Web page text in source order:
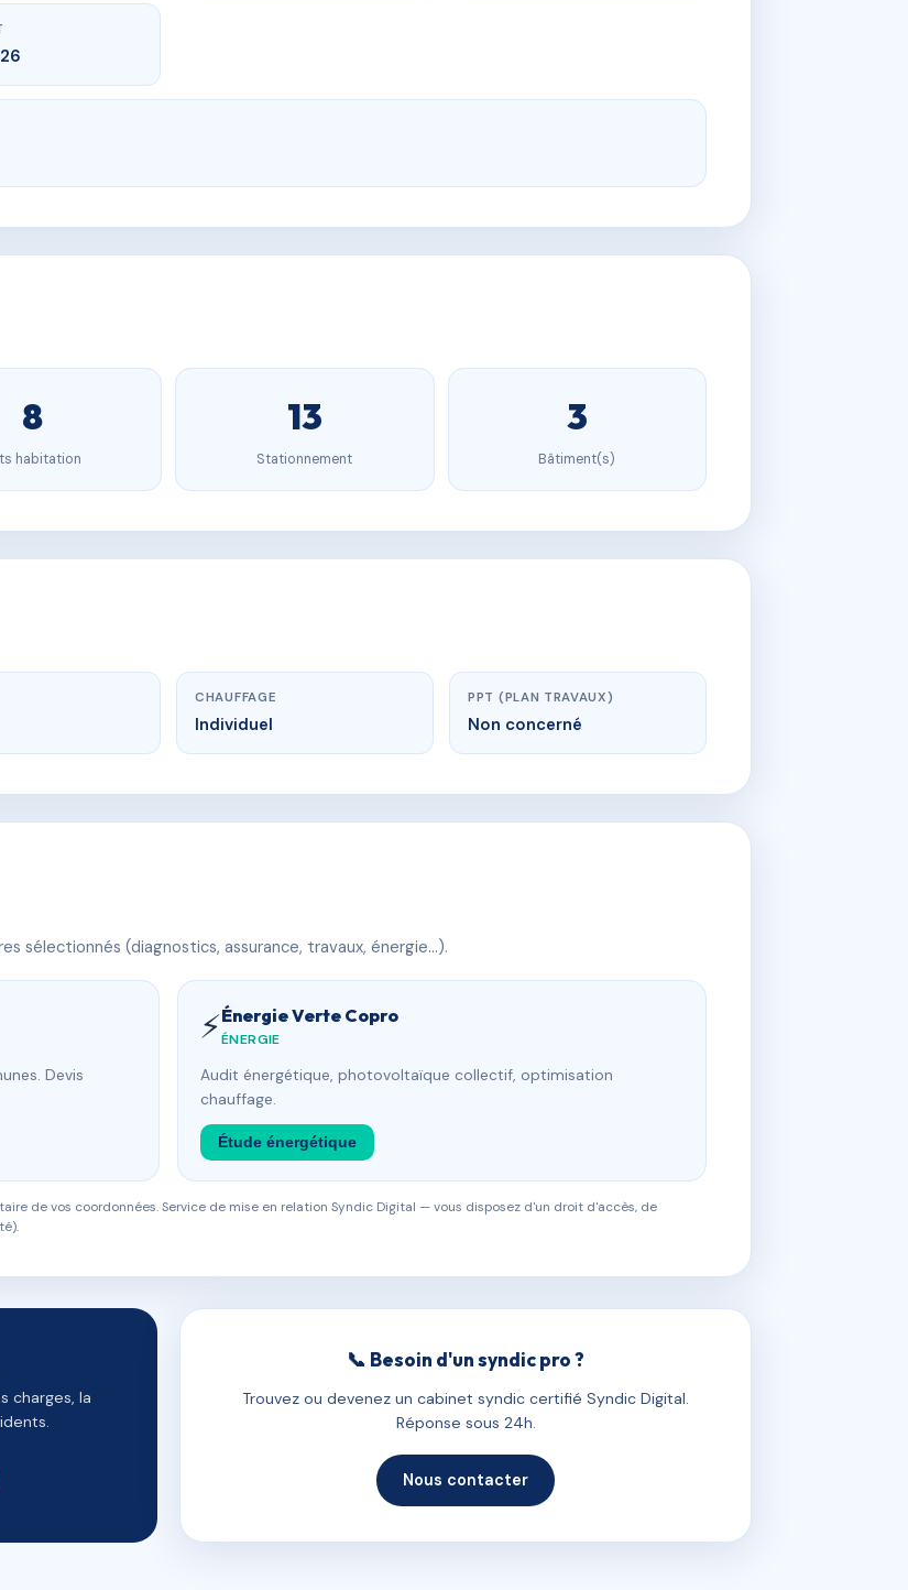
8
habitation
13
Stationnement
3
Bâtiment(s)
CHAUFFAGE
Individuel
PPT (PLAN TRAVAUX)
Non concerné
sélectionnés (diagnostics, assurance, travaux, énergie…).
Devis
⚡Énergie Verte Copro
ÉNERGIE
Audit énergétique, photovoltaïque collectif, optimisation
chauffage.
Étude énergétique
de vos coordonnées. Service de mise en relation Syndic Digital — vous disposez d'un droit d'accès, de
charges, la
📞 Besoin d'un syndic pro ?
Trouvez ou devenez un cabinet syndic certifié Syndic Digital.
Réponse sous 24h.
Nous contacter